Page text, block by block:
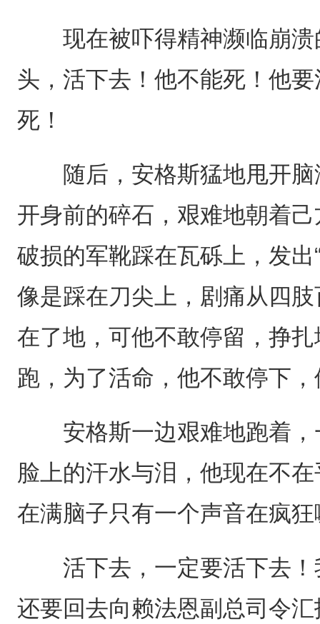
现在被吓得精神濒临崩溃
头，活下去！他不能死！他
死！
随后，安格斯猛地甩开脑
开身前的碎石，艰难地朝着
破损的军靴踩在瓦砾上，发
像是踩在刀尖上，剧痛从四
在了地，可他不敢停留，挣
跑，为了活命，他不敢停下
安格斯一边艰难地跑着，
脸上的汗水与泪，他现在不
在满脑子只有一个声音在疯
活下去，一定要活下去！
还要回去向赖法恩副总司令